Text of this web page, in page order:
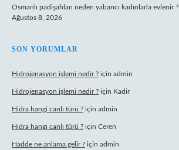
Osmanlı padişahları neden yabancı kadınlarla evlenir ?
Ağustos 8, 2026
SON YORUMLAR
Hidrojenasyon işlemi nedir ? için admin
Hidrojenasyon işlemi nedir ? için Kadir
Hidra hangi canlı türü ? için admin
Hidra hangi canlı türü ? için Ceren
Hadde ne anlama gelir ? için admin